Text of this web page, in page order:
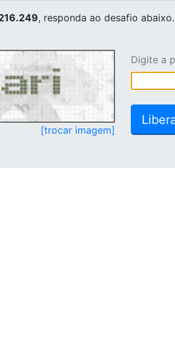
, responda ao desafio abaixo.
[trocar imagem]
Digite a